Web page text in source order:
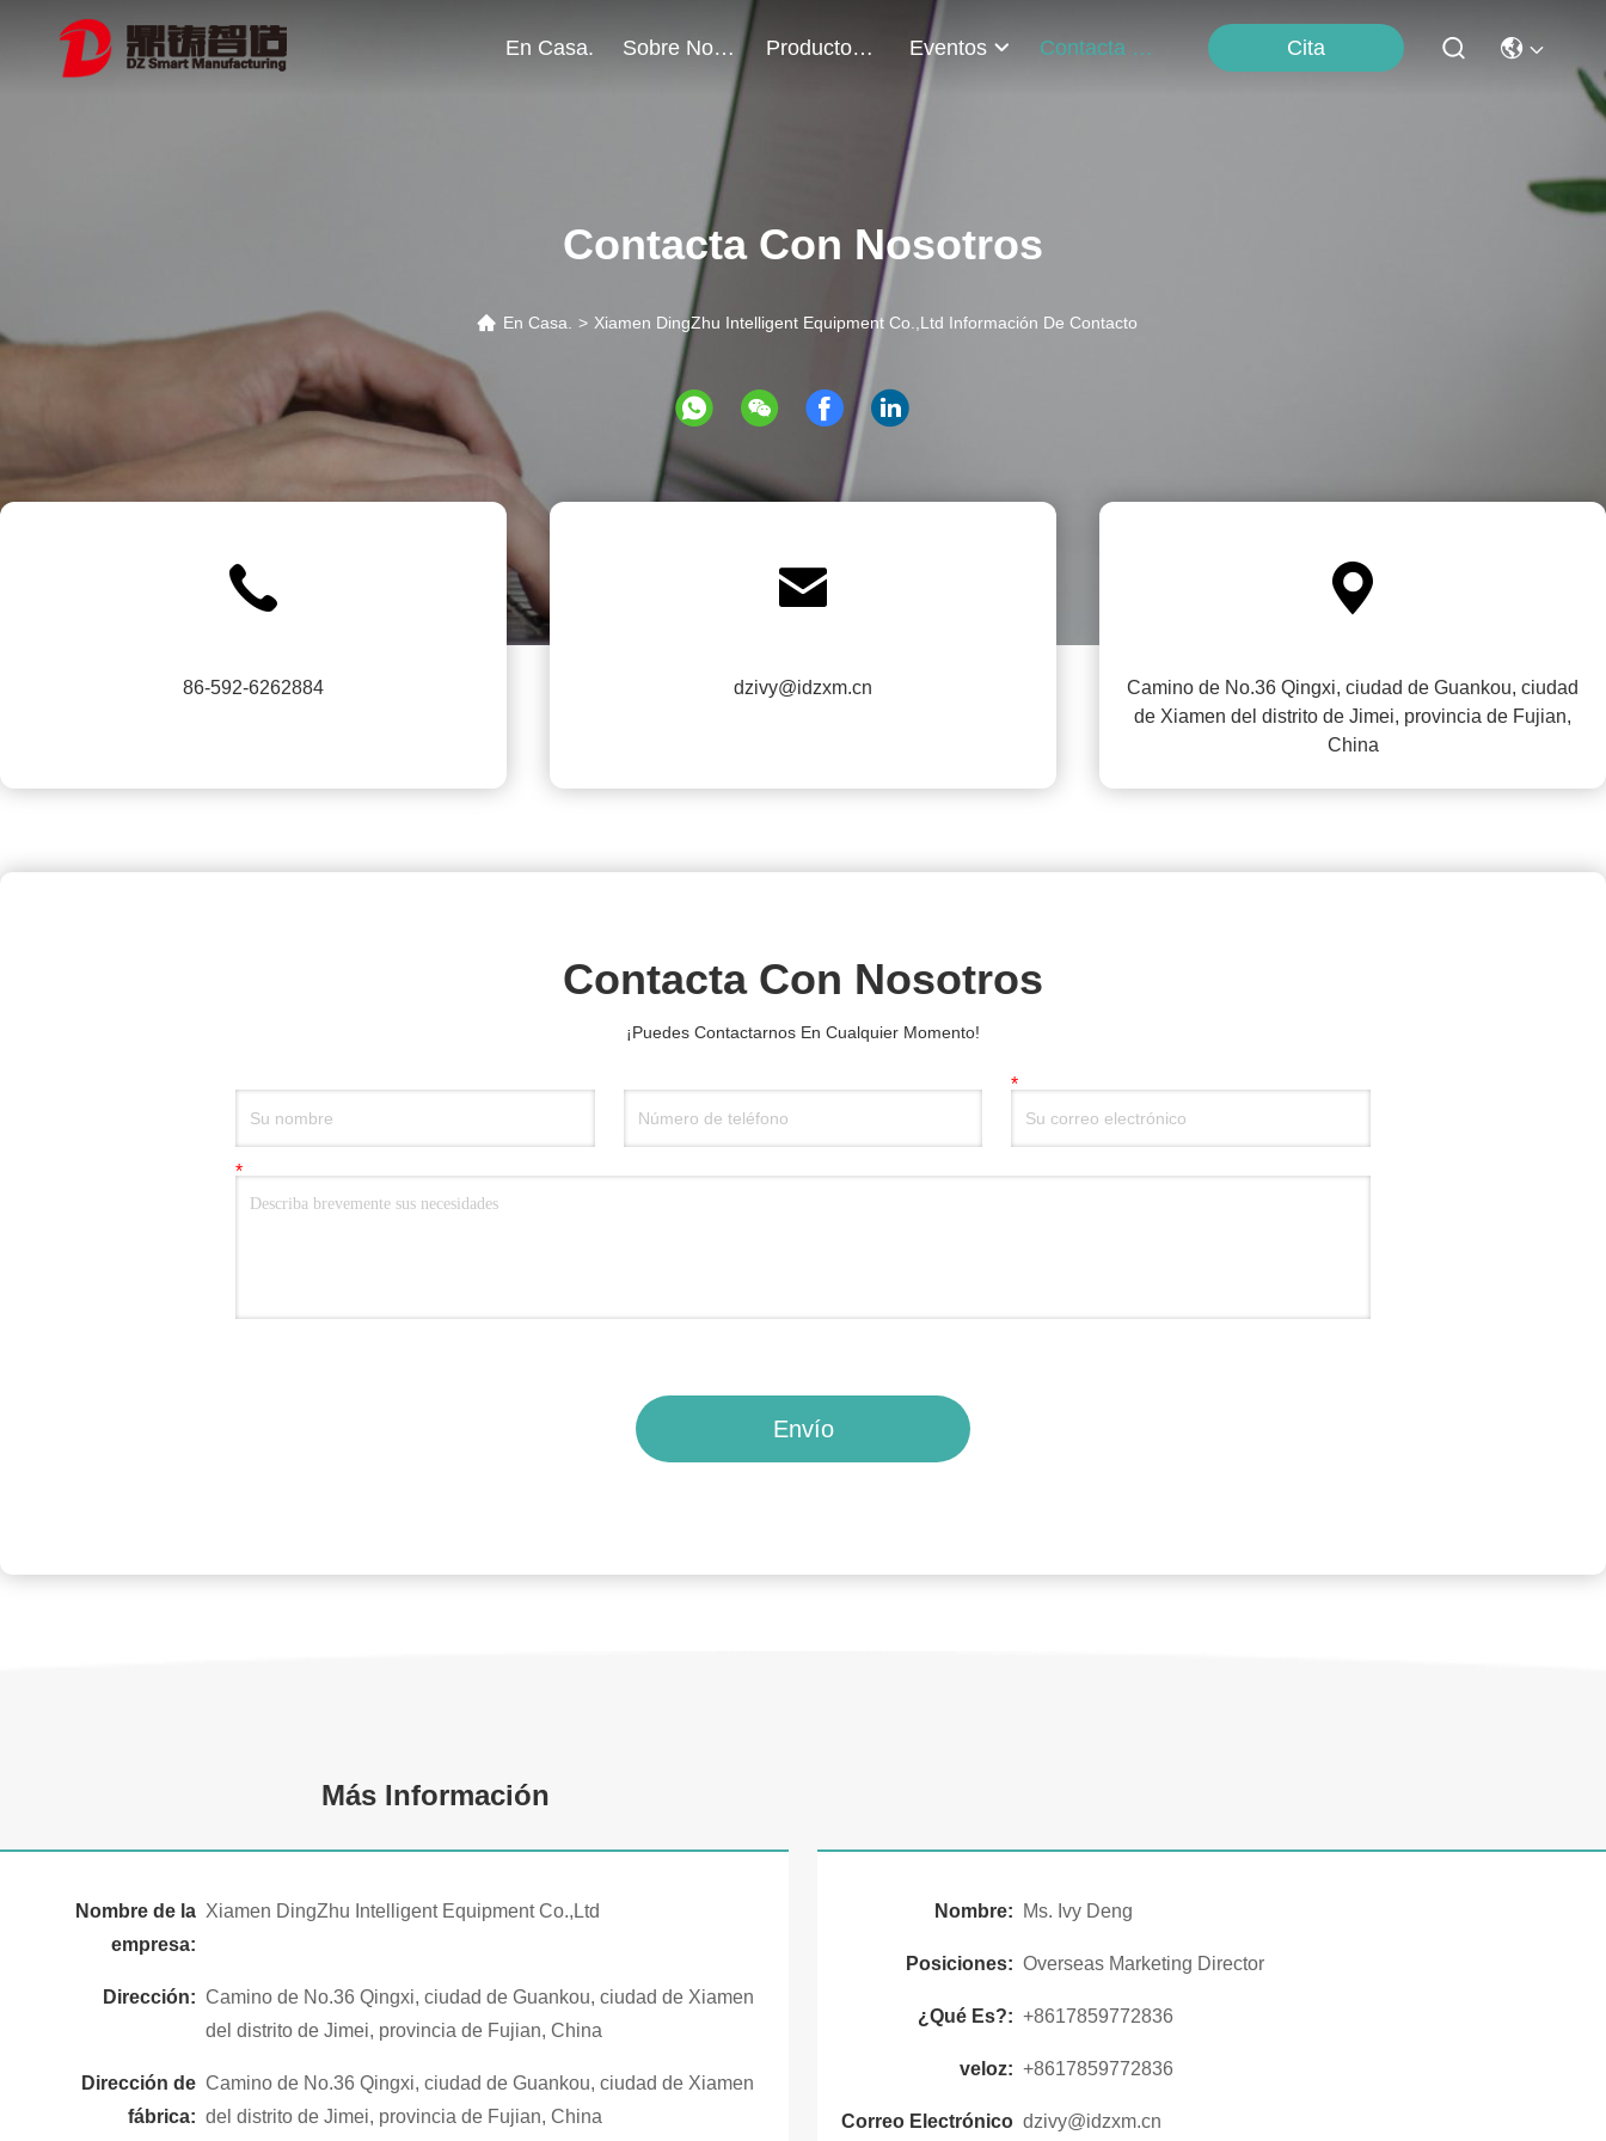
En Casa. Sobre Nosotros Productos Eventos Contacta Con Nosotros Cita
Contacta Con Nosotros
En Casa. > Xiamen DingZhu Intelligent Equipment Co.,Ltd Información De Contacto
86-592-6262884

dzivy@idzxm.cn

Camino de No.36 Qingxi, ciudad de Guankou, ciudad
de Xiamen del distrito de Jimei, provincia de Fujian,
China
Contacta Con Nosotros
¡Puedes Contactarnos En Cualquier Momento!
Envío
Más Información
Nombre de la
empresa:
Xiamen DingZhu Intelligent Equipment Co.,Ltd
Dirección: Camino de No.36 Qingxi, ciudad de Guankou, ciudad de Xiamen
del distrito de Jimei, provincia de Fujian, China
Dirección de
fábrica:
Camino de No.36 Qingxi, ciudad de Guankou, ciudad de Xiamen
del distrito de Jimei, provincia de Fujian, China
Nombre: Ms. Ivy Deng
Posiciones: Overseas Marketing Director
¿Qué Es?: +8617859772836
veloz: +8617859772836
Correo Electrónico dzivy@idzxm.cn